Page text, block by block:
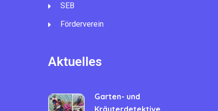
SEB
Förderverein
Aktuelles
Garten- und
Kräuterdetektive